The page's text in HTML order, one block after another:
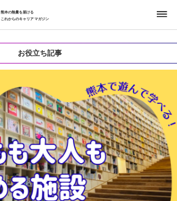
熊本の熱量を届ける
これからのキャリアマガジン
お役立ち記事